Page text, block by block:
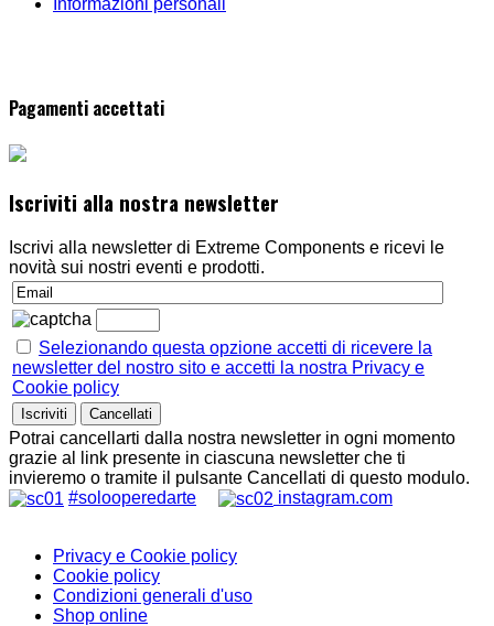
Pagamenti accettati
Iscriviti alla nostra newsletter
Iscrivi alla newsletter di Extreme Components e ricevi le
novità sui nostri eventi e prodotti.
Selezionando questa opzione accetti di ricevere la
newsletter del nostro sito e accetti la nostra Privacy e
Cookie policy
Potrai cancellarti dalla nostra newsletter in ogni momento
grazie al link presente in ciascuna newsletter che ti
invieremo o tramite il pulsante Cancellati di questo modulo.
#solooperedarte
instagram.com
Privacy e Cookie policy
Cookie policy
Condizioni generali d'uso
Shop online